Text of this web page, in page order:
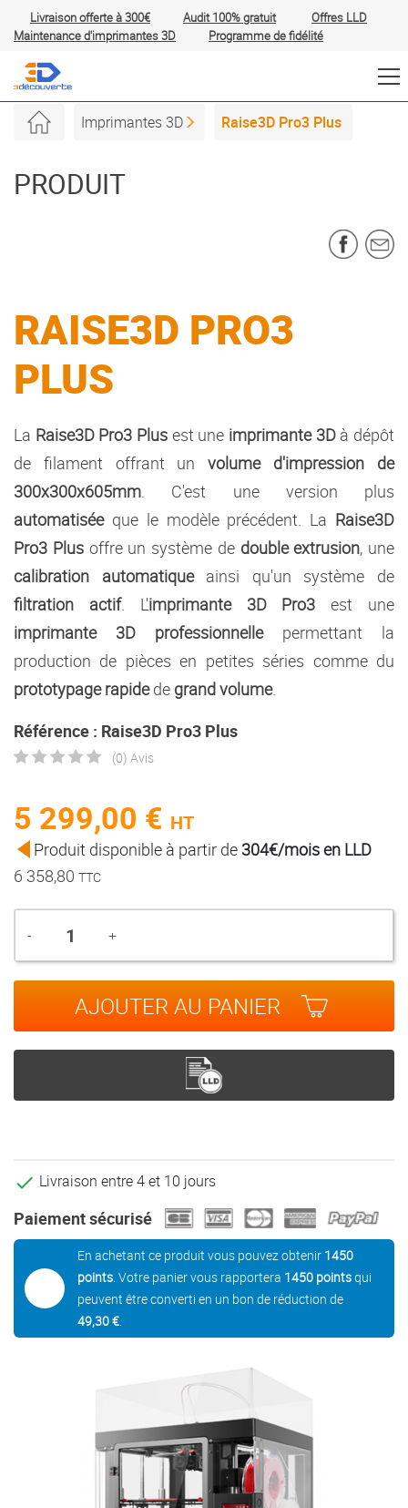
Livraison offerte à 300€ Audit 100% gratuit Offres LLD
Maintenance d'imprimantes 3D
Programme de fidélité
Imprimantes 3D Raise3D Pro3 Plus
PRODUIT
RAISE3D PRO3
PLUS
La Raise3D Pro3 Plus est une imprimante 3Dà dépôt
de filament offrant unvolume d'impression de
300x300x605mm. C'est une version plus
automatiséeque le modèle précédent. La Raise3D
Pro3 Plusoffre un système de double extrusion, une
calibration automatiqueainsi qu'un système de
filtration actif. L'imprimante 3D Pro3 est une
imprimante 3D professionnellepermettant la
production de pièces en petites séries comme du
prototypage rapidede grand volume.
Référence : Raise3D Pro3 Plus
(0) Avis
5 299,00 € HT
Produit disponible à partir de 304€/mois en LLD
6 358,80 TTC
Quantité
- +
AJOUTER AU PANIER
 Livraison entre 4 et 10 jours
Paiement sécurisé
En achetant ce produit vous pouvez obtenir 1450
points. Votre panier vous rapportera 1450 pointsqui
peuvent être converti en un bon de réduction de
49,30 €.